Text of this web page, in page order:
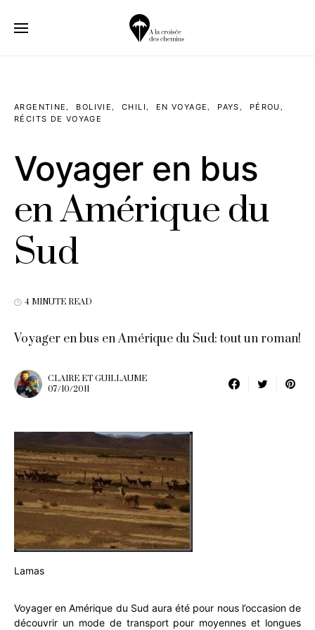
ARGENTINE BOLIVIE CHILI EN VOYAGE PAYS
PÉROU
RÉCITS DE VOYAGE
Voyager en bus
en Amérique du
Sud
4 MINUTE READ
Voyager en bus en Amérique du Sud: tout un roman!
CLAIRE ET GUILLAUME
07/10/2011
Lamas
Voyager en Amérique du Sud aura été pour nous l’occasion de
découvrir un mode de transport pour moyennes et longues